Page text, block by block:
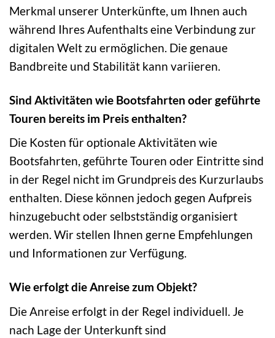
Merkmal unserer Unterkünfte, um Ihnen auch
während Ihres Aufenthalts eine Verbindung zur
digitalen Welt zu ermöglichen. Die genaue
Bandbreite und Stabilität kann variieren.
Sind Aktivitäten wie Bootsfahrten oder geführte
Touren bereits im Preis enthalten?
Die Kosten für optionale Aktivitäten wie
Bootsfahrten, geführte Touren oder Eintritte sind
in der Regel nicht im Grundpreis des Kurzurlaubs
enthalten. Diese können jedoch gegen Aufpreis
hinzugebucht oder selbstständig organisiert
werden. Wir stellen Ihnen gerne Empfehlungen
und Informationen zur Verfügung.
Wie erfolgt die Anreise zum Objekt?
Die Anreise erfolgt in der Regel individuell. Je
nach Lage der Unterkunft sind